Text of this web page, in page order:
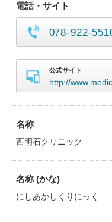
電話・サイト
078-922-
公式サイト
http://
名称
西明石クリニック
名称 (かな)
にしあかしくりにっく